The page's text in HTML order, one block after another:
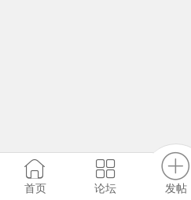
首页 论坛 发帖